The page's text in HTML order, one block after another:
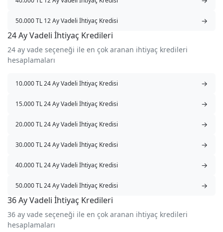
50.000 TL 12 Ay Vadeli İhtiyaç Kredisi →
24 Ay Vadeli İhtiyaç Kredileri
24 ay vade seçeneği ile en çok aranan ihtiyaç kredileri
hesaplamaları
10.000 TL 24 Ay Vadeli İhtiyaç Kredisi →
15.000 TL 24 Ay Vadeli İhtiyaç Kredisi →
20.000 TL 24 Ay Vadeli İhtiyaç Kredisi →
30.000 TL 24 Ay Vadeli İhtiyaç Kredisi →
40.000 TL 24 Ay Vadeli İhtiyaç Kredisi →
50.000 TL 24 Ay Vadeli İhtiyaç Kredisi →
36 Ay Vadeli İhtiyaç Kredileri
36 ay vade seçeneği ile en çok aranan ihtiyaç kredileri
hesaplamaları